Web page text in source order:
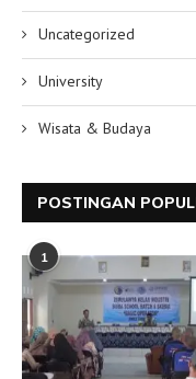
Uncategorized
University
Wisata & Budaya
POSTINGAN
1